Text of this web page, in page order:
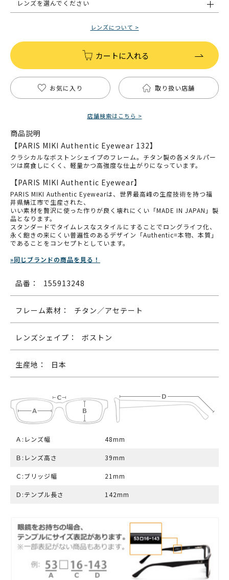
レンズを選んでください
レンズについて >
カートに入れる
お気に入り 取り扱い店舗
店舗検索はこちら >
商品説明
【PARIS MIKI Authentic Eyewear 132】
クラシカルなボストンシェイプのフレーム。 チタン製の各メタルパー
ツは腐食しにくく、軽量かつ高強度な仕上がりになっています。
【PARIS MIKI Authentic Eyewear】
PARIS MIKI Authentic Eyewearは、世界最高峰の生産技術を持つ福
井県鯖江市で生産された、
いい素材を贅沢に使った作りが良く壊れにくい「MADE IN JAPAN」製
品となります。
スタンダードでタイムレスなスタイルにすることでロングライフ化、
永く飽きの来にくい普遍性のあるデザイン「Authentic=本物、本質」
であることをコンセプトとしています。
»同じブランドの商品を見る！
品番： 155913248
フレーム素材： チタン／アセテート
レンズシェイプ： ボストン
生産地： 日本
Ａ:レンズ幅 48mm
Ｂ:レンズ高さ 39mm
Ｃ:ブリッジ幅 21mm
Ｄ:テンプル長さ 142mm